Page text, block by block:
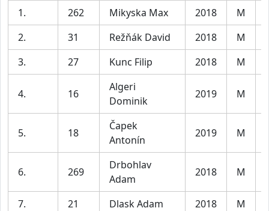
1.
262 Mikyska Max 2018 M
2.
31 Režňák David 2018 M
3.
27 Kunc Filip 2018 M
4. 16
Algeri
Dominik
2019 M
5. 18
Čapek
Antonín
2019 M
6. 269
Drbohlav
Adam
2018 M
7. 21 Dlask Adam 2018 M